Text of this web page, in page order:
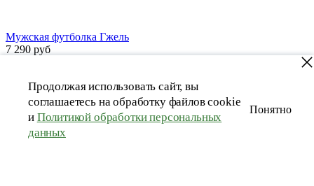
Мужская футболка Гжель
7 290 руб
Продолжая использовать сайт, вы
соглашаетесь на обработку файлов cookie
и Политикой обработки персональных
данных
Понятно